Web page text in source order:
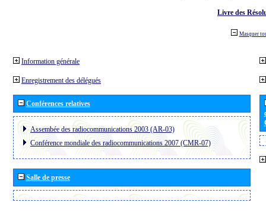
Livre des
Masquer
Information générale
Enregistrement des délégués
Conférences relatives
Assembée des radiocommunications 2003 (AR-03)
Conférence mondiale des radiocommunications 2007 (CMR-07)
Salle de presse